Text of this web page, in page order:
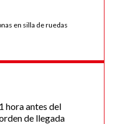
en silla de ruedas
hora antes del
de llegada